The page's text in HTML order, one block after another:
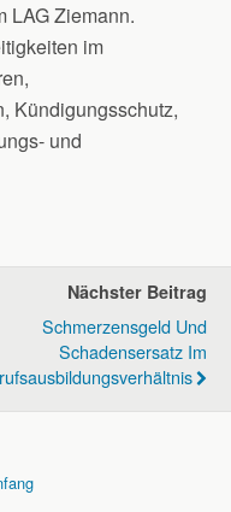
LAG Ziemann.
im
Kündigungsschutz,
und
Nächster Beitrag
Schmerzensgeld Und
Schadensersatz Im